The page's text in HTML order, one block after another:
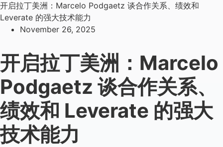
开启拉丁美洲：Marcelo Podgaetz 谈合作关系、绩效和
Leverate 的强大技术能力
November 26, 2025
开启拉丁美洲：Marcelo
Podgaetz 谈合作关系、
绩效和 Leverate 的强大
技术能力